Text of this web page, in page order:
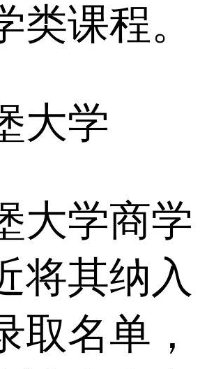
类课程。
大学
大学商学
将其纳入
取名单，